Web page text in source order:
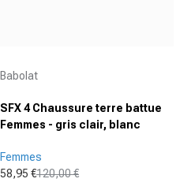
Babolat
SFX 4 Chaussure terre battue
Femmes - gris clair, blanc
Femmes
Prix promotionnel
58,95 €
Prix normal
120,00 €